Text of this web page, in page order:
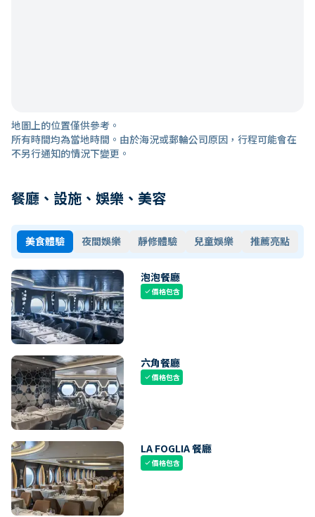
地圖上的位置僅供參考。
所有時間均為當地時間。由於海況或郵輪公司原因，行程可能會在
不另行通知的情況下變更。
餐廳、設施、娛樂、美容
美食體驗 夜間娛樂 靜修體驗 兒童娛樂 推薦亮點
泡泡餐廳
check價格包含
六角餐廳
check價格包含
LA FOGLIA 餐廳
check價格包含